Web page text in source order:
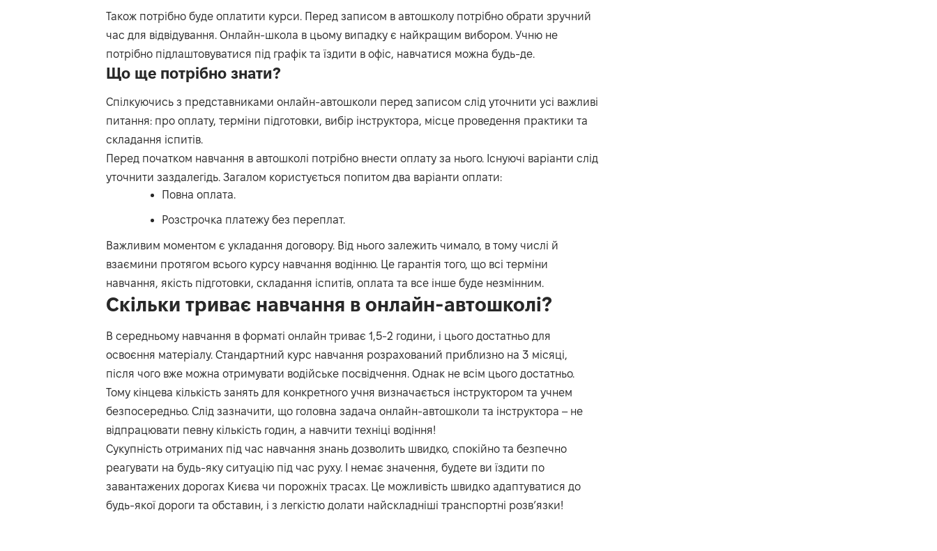
Також потрібно буде оплатити курси. Перед записом в автошколу потрібно обрати зручний
час для відвідування. Онлайн-школа в цьому випадку є найкращим вибором. Учню не
потрібно підлаштовуватися під графік та їздити в офіс, навчатися можна будь-де.
Що ще потрібно знати?
Спілкуючись з представниками онлайн-автошколи перед записом слід уточнити усі важливі
питання: про оплату, терміни підготовки, вибір інструктора, місце проведення практики та
складання іспитів.
Перед початком навчання в автошколі потрібно внести оплату за нього. Існуючі варіанти слід
уточнити заздалегідь. Загалом користується попитом два варіанти оплати:
Повна оплата.
Розстрочка платежу без переплат.
Важливим моментом є укладання договору. Від нього залежить чимало, в тому числі й
взаємини протягом всього курсу навчання водінню. Це гарантія того, що всі терміни
навчання, якість підготовки, складання іспитів, оплата та все інше буде незмінним.
Скільки триває навчання в онлайн-автошколі?
В середньому навчання в форматі онлайн триває 1,5-2 години, і цього достатньо для
освоєння матеріалу. Стандартний курс навчання розрахований приблизно на 3 місяці,
після чого вже можна отримувати водійське посвідчення. Однак не всім цього достатньо.
Тому кінцева кількість занять для конкретного учня визначається інструктором та учнем
безпосередньо. Слід зазначити, що головна задача онлайн-автошколи та інструктора – не
відпрацювати певну кількість годин, а навчити техніці водіння!
Сукупність отриманих під час навчання знань дозволить швидко, спокійно та безпечно
реагувати на будь-яку ситуацію під час руху. І немає значення, будете ви їздити по
завантажених дорогах Києва чи порожніх трасах. Це можливість швидко адаптуватися до
будь-якої дороги та обставин, і з легкістю долати найскладніші транспортні розв’язки!